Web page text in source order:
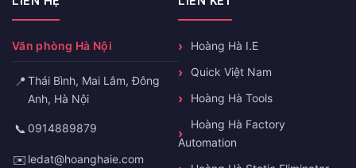
Văn phòng Đà Nẵng
📍 Lô B1-1-33, Khu đô thị
Complex, Lê Văn Duyệt, Sơn
Hoàng Hà I.E
Quick Việt Nam
Hoàng Hà Tools
Hoàng Hà Factory
Automation